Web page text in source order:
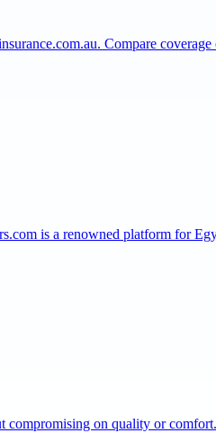
Compare
is a renowned platform for
compromising on quality or